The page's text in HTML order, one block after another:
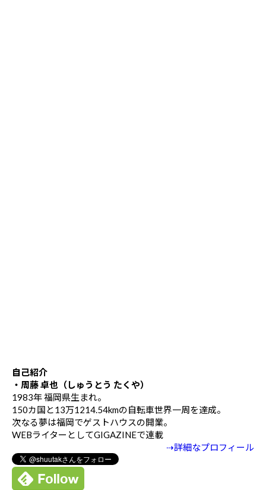
自己紹介
・周藤 卓也（しゅうとう たくや）
1983年 福岡県生まれ。
150カ国と13万1214.54kmの自転車世界一周を達成。
次なる夢は福岡でゲストハウスの開業。
WEBライターとしてGIGAZINEで連載
⇢詳細なプロフィール